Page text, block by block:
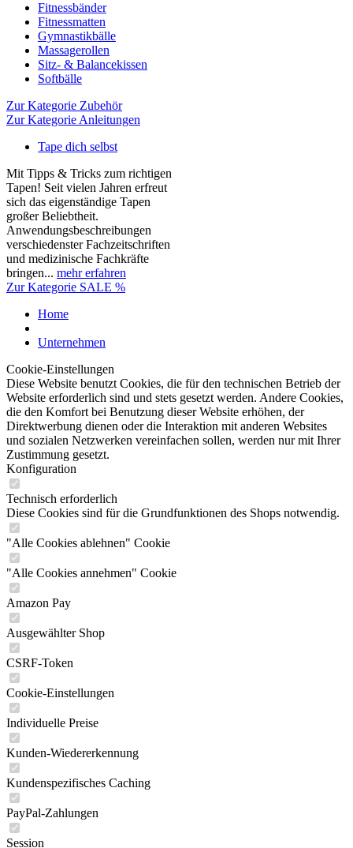
Fitnessbänder
Fitnessmatten
Gymnastikbälle
Massagerollen
Sitz- & Balancekissen
Softbälle
Zur Kategorie Zubehör
Zur Kategorie Anleitungen
Tape dich selbst
Mit Tipps & Tricks zum richtigen
Tapen! Seit vielen Jahren erfreut
sich das eigenständige Tapen
großer Beliebtheit.
Anwendungsbeschreibungen
verschiedenster Fachzeitschriften
und medizinische Fachkräfte
bringen... mehr erfahren
Zur Kategorie SALE %
Home
Unternehmen
Cookie-Einstellungen
Diese Website benutzt Cookies, die für den technischen Betrieb der
Website erforderlich sind und stets gesetzt werden. Andere Cookies,
die den Komfort bei Benutzung dieser Website erhöhen, der
Direktwerbung dienen oder die Interaktion mit anderen Websites
und sozialen Netzwerken vereinfachen sollen, werden nur mit Ihrer
Zustimmung gesetzt.
Konfiguration
Technisch erforderlich
Diese Cookies sind für die Grundfunktionen des Shops notwendig.
"Alle Cookies ablehnen" Cookie
"Alle Cookies annehmen" Cookie
Amazon Pay
Ausgewählter Shop
CSRF-Token
Cookie-Einstellungen
Individuelle Preise
Kunden-Wiedererkennung
Kundenspezifisches Caching
PayPal-Zahlungen
Session